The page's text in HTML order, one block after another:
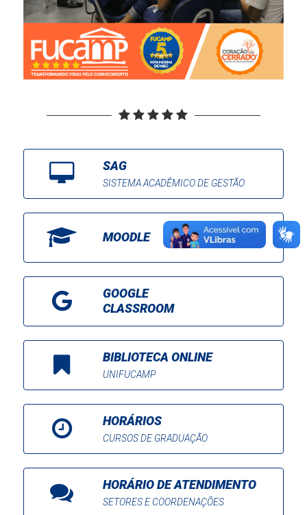
SAG
SISTEMA ACADÊMICO DE GESTÃO
MOODLE
GOOGLE
CLASSROOM
BIBLIOTECA ONLINE
UNIFUCAMP
HORÁRIOS
CURSOS DE GRADUAÇÃO
HORÁRIO DE ATENDIMENTO
SETORES E COORDENAÇÕES